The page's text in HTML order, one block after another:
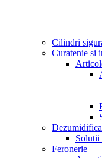
Cilindri
Curatenie si
Solutii
Feronerie